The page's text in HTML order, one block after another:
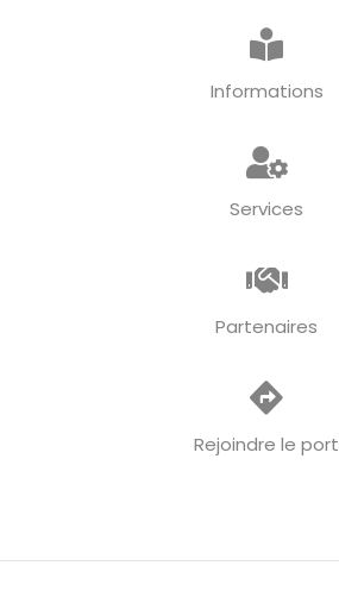
Informations
Services
Partenaires
Rejoindre le port